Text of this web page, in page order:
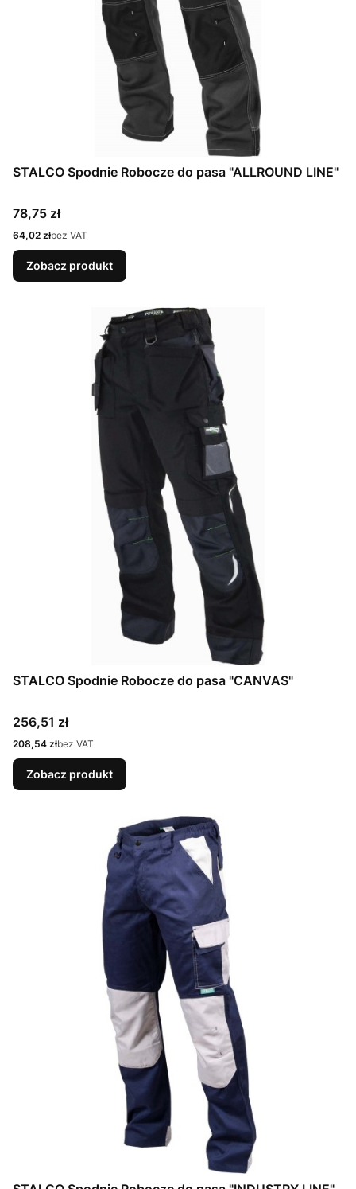
STALCO Spodnie Robocze do pasa "ALLROUND LINE"
Cena
78,75 zł
Cena
64,02 złbez VAT
Zobacz produkt
STALCO Spodnie Robocze do pasa "CANVAS"
Cena
256,51 zł
Cena
208,54 złbez VAT
Zobacz produkt